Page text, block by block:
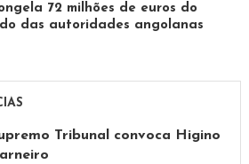
72 milhões de euros do
das autoridades angolanas
Tribunal convoca Higino